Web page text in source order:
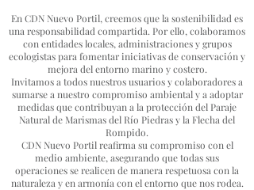
En CDN Nuevo Portil, creemos que la sostenibilidad es
una responsabilidad compartida. Por ello, colaboramos
con entidades locales, administraciones y grupos
ecologistas para fomentar iniciativas de conservación y
mejora del entorno marino y costero.
Invitamos a todos nuestros usuarios y colaboradores a
sumarse a nuestro compromiso ambiental y a adoptar
medidas que contribuyan a la protección del Paraje
Natural de Marismas del Río Piedras y la Flecha del
Rompido.
CDN Nuevo Portil reafirma su compromiso con el
medio ambiente, asegurando que todas sus
operaciones se realicen de manera respetuosa con la
naturaleza y en armonía con el entorno que nos rodea.